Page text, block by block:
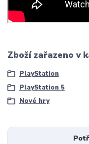
Zboží zařazeno v
PlayStation
PlayStation 5
Nové hry